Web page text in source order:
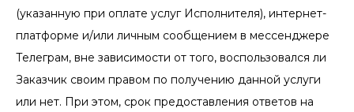
(указанную при оплате услуг Исполнителя), интернет-
платформе и/или личным сообщением в мессенджере
Телеграм, вне зависимости от того, воспользовался ли
Заказчик своим правом по получению данной услуги
или нет. При этом, срок предоставления ответов на